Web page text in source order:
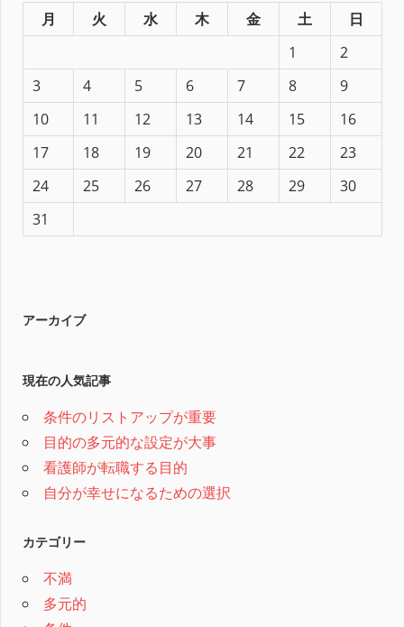
月
火 水 木 金 土
日
1
2
3
4 5 6 7 8
9
10
11 12 13 14 15
16
17
18 19 20 21 22
23
24
25 26 27 28 29
30
31
アーカイブ
現在の人気記事
条件のリストアップが重要
目的の多元的な設定が大事
看護師が転職する目的
自分が幸せになるための選択
カテゴリー
不満
多元的